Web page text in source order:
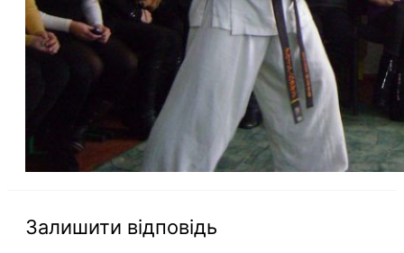
Залишити відповідь